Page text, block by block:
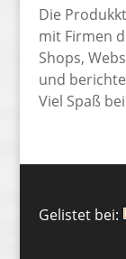
Die
mit Firmen
Shops,
und
Viel Spaß
Gelistet bei: